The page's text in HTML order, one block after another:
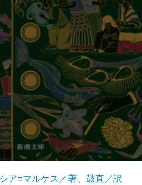
ア=マルケス／著、鼓直／訳